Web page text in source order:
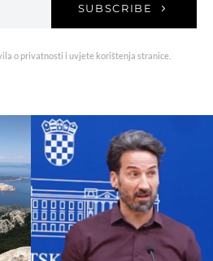
SUBSCRIBE
o privatnosti i uvjete korištenja stranice.